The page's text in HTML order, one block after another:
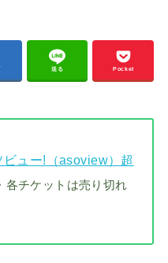
送る Pocket
ビュー!（asoview）超
チケットは売り切れ